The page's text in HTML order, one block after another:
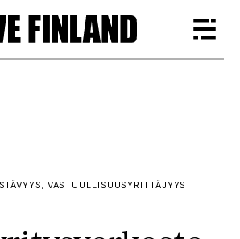
VASTUULLISUUSYRITTÄJYYS